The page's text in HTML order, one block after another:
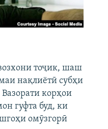
тоҷик, шаш
нақлиётӣ субҳи
Вазорати корҳои
гуфта буд, ки
омӯзгорӣ